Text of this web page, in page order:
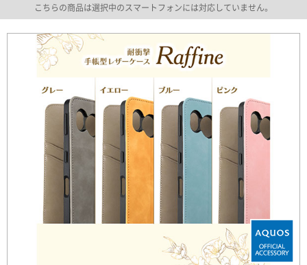
こちらの商品は選択中のスマートフォンには対応していません。